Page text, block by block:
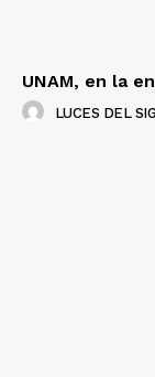
UNAM, en la
LUCES DEL